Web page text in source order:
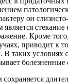
он
стекание
Кроме
приводит к
таких условиях